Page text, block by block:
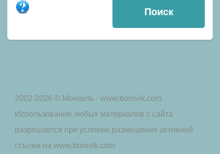
2002-2026 © Монокль - www.borovik.com
Использование любых материалов с сайта
разрешается при условии размещения активной
ссылки на www.borovik.com